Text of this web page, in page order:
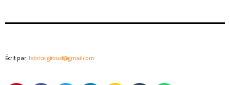
Écrit par:fabrice.giroud@gmail.com